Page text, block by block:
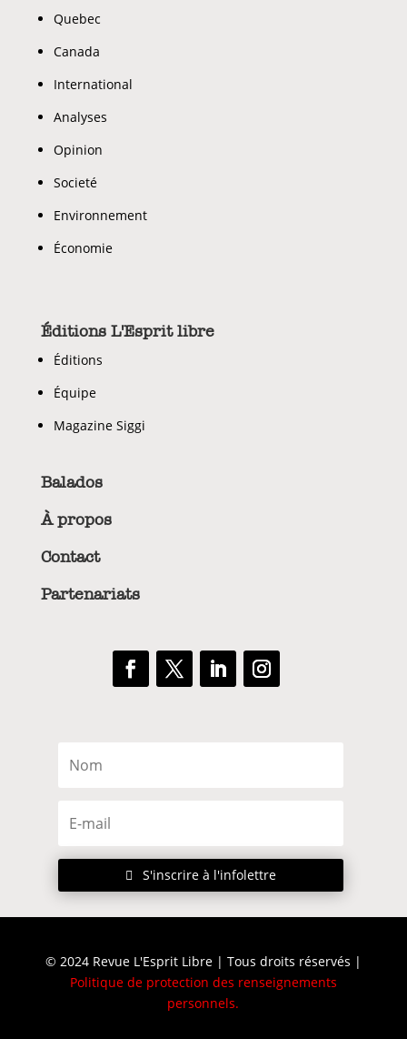
Quebec
Canada
International
Analyses
Opinion
Societé
Environnement
Économie
Éditions L'Esprit libre
Éditions
Équipe
Magazine Siggi
Balados
À propos
Contact
Partenariats
S'inscrire à l'infolettre
© 2024 Revue L'Esprit Libre | Tous droits réservés |
Politique de protection des renseignements
personnels.